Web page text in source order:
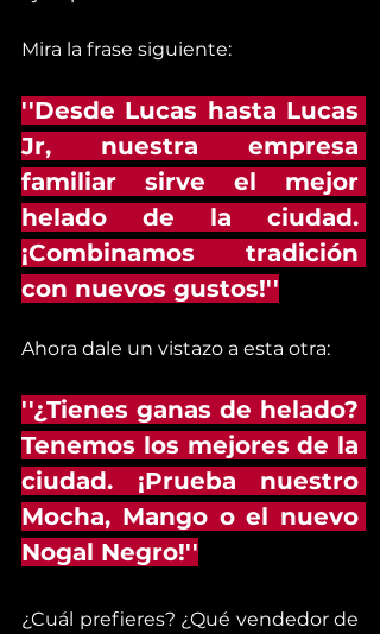
Mira la frase siguiente:
''Desde Lucas hasta Lucas
Jr, nuestra empresa
familiar sirve el mejor
helado de la ciudad.
¡Combinamos tradición
con nuevos gustos!''
Ahora dale un vistazo a esta otra:
''¿Tienes ganas de helado?
Tenemos los mejores de la
ciudad. ¡Prueba nuestro
Mocha, Mango o el nuevo
Nogal Negro!''
¿Cuál prefieres? ¿Qué vendedor de